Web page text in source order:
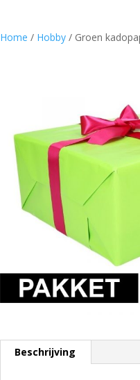
Home / Hobby / Groen
Beschrijving